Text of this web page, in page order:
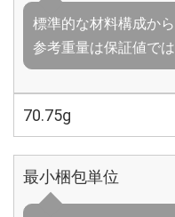
標準的な材料構成か
参考重量は保証値で
70.75g
最小梱包単位